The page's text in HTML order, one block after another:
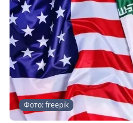
Фото: freepik